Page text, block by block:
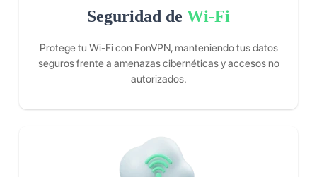
Seguridad de Wi-Fi
Protege tu Wi-Fi con FonVPN, manteniendo tus datos
seguros frente a amenazas cibernéticas y accesos no
autorizados.